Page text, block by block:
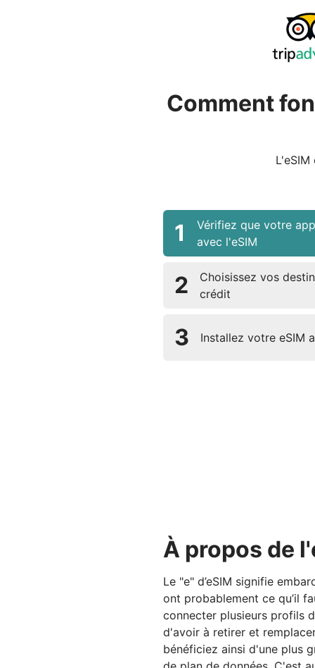
Comment
1
Vérifiez que votre
avec l'eSIM
2
Choisissez vos
crédit
3 Installez votre eSIM
À propos de
Le "e" d’eSIM signifie
ont probablement ce qu’il
connecter plusieurs profils
d'avoir à retirer et
bénéficiez ainsi d'une plus